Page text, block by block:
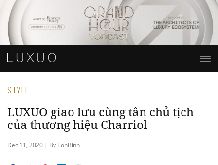
STYLE
LUXUO giao lưu cùng tân chủ tịch
của thương hiệu Charriol
Dec 11, 2020 | By TonBinh